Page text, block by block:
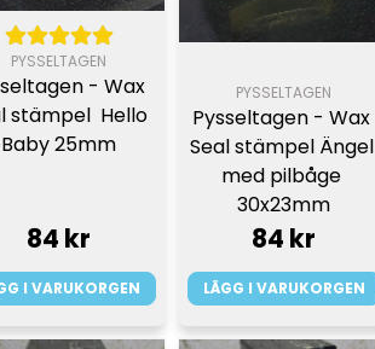
PYSSELTAGEN
- Wax
stämpel  Hello
Baby 25mm
84 kr
I VARUKORGEN
PYSSELTAGEN
Pysseltagen - Wax
Seal stämpel Ängel
med pilbåge
30x23mm
84 kr
LÄGG I VARUKORGEN